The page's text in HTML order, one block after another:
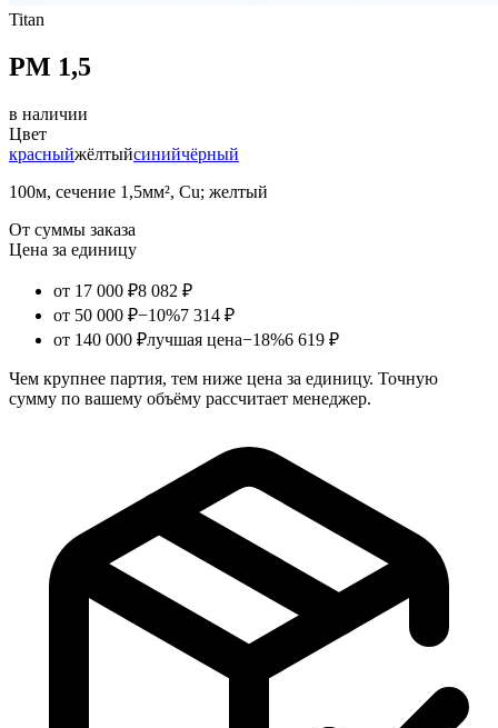
Titan
PM 1,5
в наличии
Цвет
красныйжёлтыйсинийчёрный
100м, сечение 1,5мм², Cu; желтый
От суммы заказа
Цена за единицу
от 17 000 ₽8 082 ₽
от 50 000 ₽−10%7 314 ₽
от 140 000 ₽лучшая цена−18%6 619 ₽
Чем крупнее партия, тем ниже цена за единицу. Точную
сумму по вашему объёму рассчитает менеджер.